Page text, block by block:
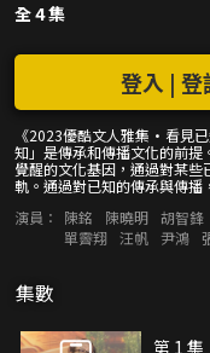
全 4 集
《2023優酷文人雅集·看見
知」是傳承和傳播文化的前提
覺醒的文化基因，通過對某
軌。通過對已知的傳承與傳播
登入 | 登
演員： 陳銘 陳曉明 胡智鋒
單霽翔
汪帆 尹鴻
集數
第 1 集